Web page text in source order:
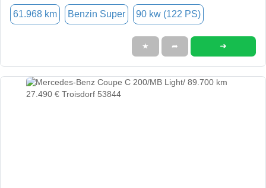
61.968 km Benzin Super 90 kw (122 PS)
★ ➦ ➜